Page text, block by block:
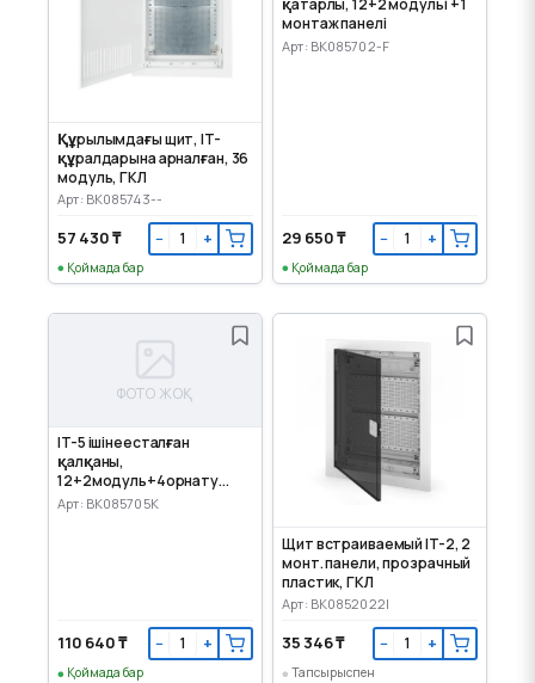
Құрылымдағы щит, IT-
құралдарына арналған, 36
модуль, ГКЛ
Арт: BK085743--
57 430 ₸ − +
Қоймада бар
қатарлы, 12+2 модульі + 1
монтаж панелі
Арт: BK085702-F
29 650 ₸ − +
Қоймада бар
ФОТО ЖОҚ
IT-5 ішінеесталған
қалқаны,
12+2модуль+4орнату
панелі, металл есігі
Арт: BK085705K
110 640 ₸ − +
Қоймада бар
Щит встраиваемый IT-2, 2
монт. панели, прозрачный
пластик, ГКЛ
Арт: BK0852022I
35 346 ₸ − +
Тапсырыспен